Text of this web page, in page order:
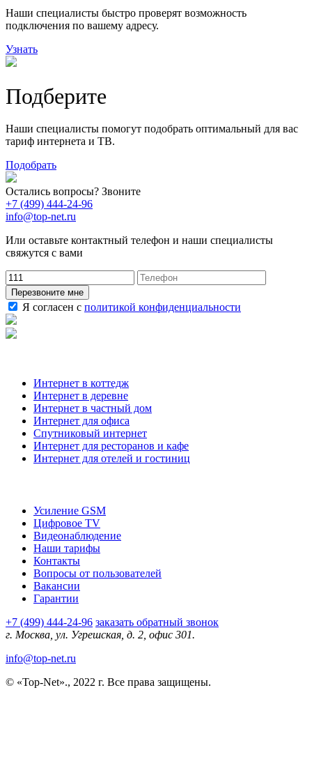
Наши специалисты быстро проверят возможность
подключения по вашему адресу.
Узнать
Подберите
Наши специалисты помогут подобрать оптимальный для вас
тариф интернета и ТВ.
Подобрать
Остались вопросы? Звоните
+7 (499) 444-24-96
info@top-net.ru
Или оставьте контактный телефон и наши специалисты
свяжутся с вами
Перезвоните мне
Я согласен с политикой конфиденциальности
Интернет в коттедж
Интернет в деревне
Интернет в частный дом
Интернет для офиса
Спутниковый интернет
Интернет для ресторанов и кафе
Интернет для отелей и гостиниц
Усиление GSM
Цифровое TV
Видеонаблюдение
Наши тарифы
Контакты
Вопросы от пользователей
Вакансии
Гарантии
+7 (499) 444-24-96 заказать обратный звонок
г. Москва, ул. Угрешская, д. 2, офис 301.
info@top-net.ru
© «Top-Net»., 2022 г. Все права защищены.